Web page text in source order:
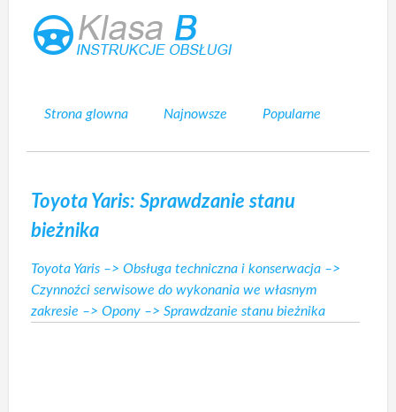
Strona glowna Najnowsze Popularne
Toyota Yaris: Sprawdzanie stanu
bieżnika
Toyota Yaris –> Obsługa techniczna i konserwacja –>
Czynnoźci serwisowe do wykonania we własnym
zakresie –> Opony –> Sprawdzanie stanu bieżnika